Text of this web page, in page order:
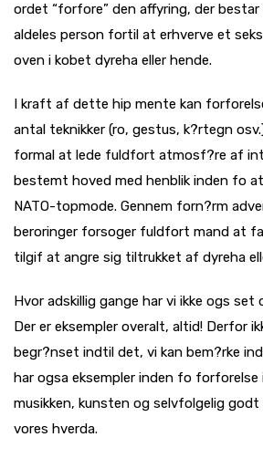
ordet “forfore” den affyring, der
aldeles person fortil at erhverve et
oven i kobet dyreha eller hende.
I kraft af dette hip mente kan
antal teknikker (ro, gestus, k?rtegn
formal at lede fuldfort atmosf?re af
bestemt hoved med henblik inden fo
NATO-topmode. Gennem forn?rm
beroringer forsoger fuldfort mand at
tilgif at angre sig tiltrukket af dyreha
Hvor adskillig gange har vi ikke ogs
Der er eksempler overalt, altid! Derfor
begr?nset indtil det, vi kan bem?rke
har ogsa eksempler inden fo
musikken, kunsten og selvfolgelig godt
vores hverda.